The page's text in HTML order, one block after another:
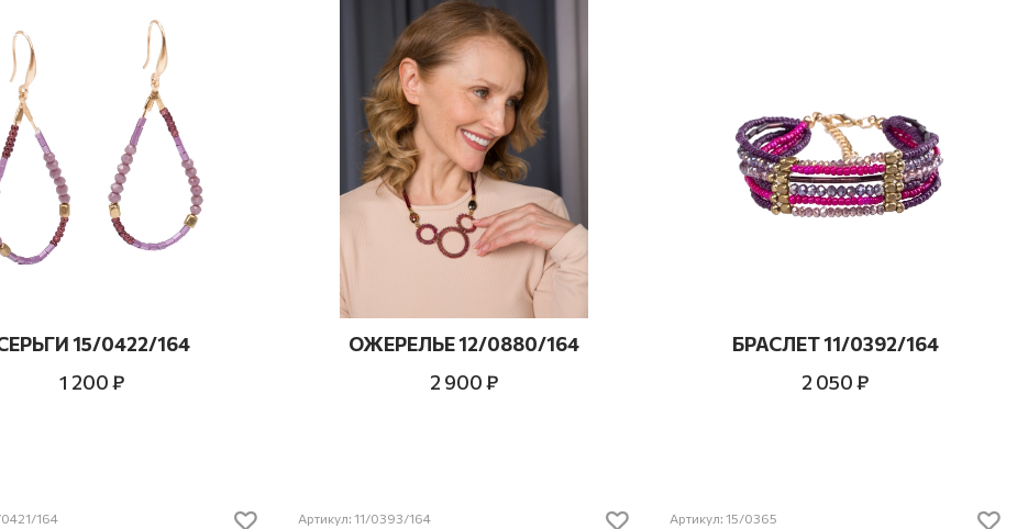
15/0422/164
1 200 ₽
ОЖЕРЕЛЬЕ 12/0880/164
2 900 ₽
БРАСЛЕТ 11/0392/164
2 050 ₽
0421/164 Артикул: 11/0393/164 Артикул: 15/0365